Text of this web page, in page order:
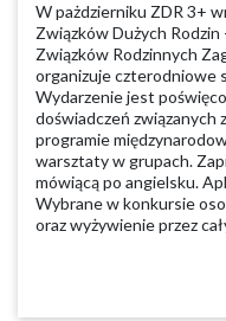
W pażdzierniku ZDR 3+
Związków Dużych
Związków Rodzinnych
organizuje czterodniowe
Wydarzenie jest
doświadczeń związanych
programie
warsztaty w grupach.
mówiącą po angielsku.
Wybrane w konkursie
oraz wyżywienie przez